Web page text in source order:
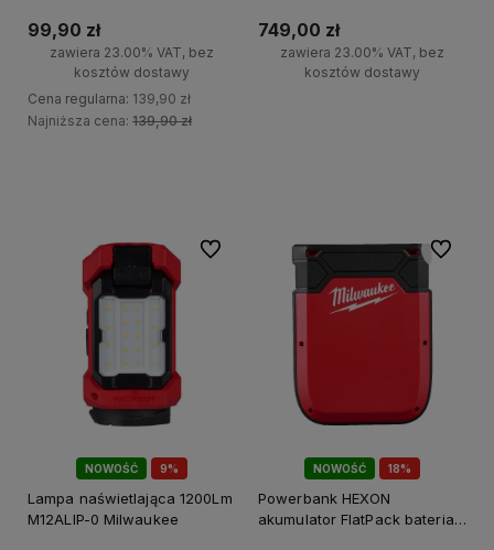
99,90 zł
zawiera 23.00% VAT, bez
kosztów dostawy
Cena regularna: 139,90 zł
Najniższa cena: 139,90 zł
Milwaukee
749,00 zł
zawiera 23.00% VAT, bez
kosztów dostawy
9%
PROMOCJA!
NOWOŚĆ
Lampa naświetlająca 1200Lm
M12ALIP-0 Milwaukee
Do ulubionych
18%
NOWOŚĆ
Powerbank HEXON
akumulator FlatPack bateria
Do